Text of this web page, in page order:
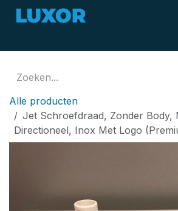
Overslaan naar inhoud
Alle producten
Jet Schroefdraad, Zonder Body,
Directioneel, Inox Met Logo